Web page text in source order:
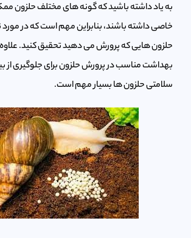
به یاد داشته باشید که گونه های مختلف حلزون
خاصی داشته باشند، بنابراین مهم است که در
حلزون هایی که پرورش می دهید تحقیق کنید.
بهداشت مناسب در پرورش حلزون برای جلوگیری از
سلامتی حلزون ها بسیار مهم است.